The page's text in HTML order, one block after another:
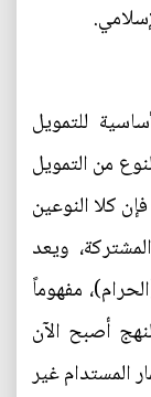
للتمويل
من التمويل
كلا النوعين
ويعد
مفهوماً
أصبح الآن
المستدام غير